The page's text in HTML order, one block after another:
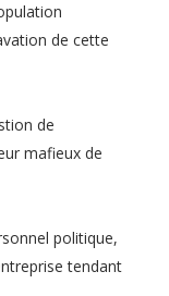
de cette
de
mafieux de
politique,
tendant